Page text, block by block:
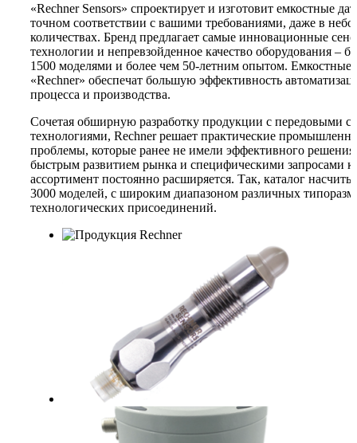
«Rechner Sensors» спроектирует и изготовит емкостные
точном соответствии с вашими требованиями, даже в
количествах. Бренд предлагает самые инновационные
технологии и непревзойденное качество оборудования –
1500 моделями и более чем 50-летним опытом. Емкостные
«Rechner» обеспечат большую эффективность
процесса и производства.
Сочетая обширную разработку продукции с передовыми
технологиями, Rechner решает практические
проблемы, которые ранее не имели эффективного
быстрым развитием рынка и специфическими запросами
ассортимент постоянно расширяется. Так, каталог
3000 моделей, с широким диапазоном различных
технологических присоединений.